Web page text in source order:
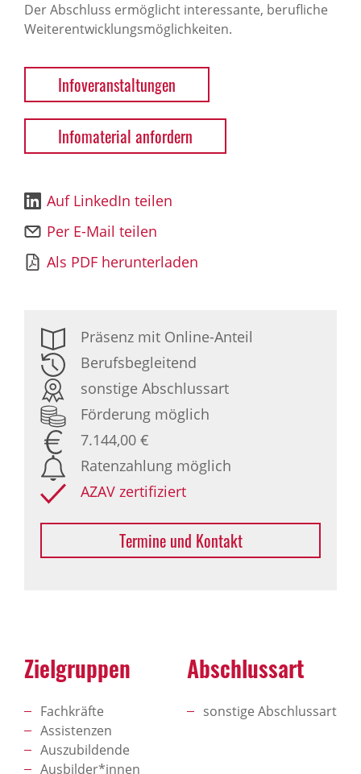
Der Abschluss ermöglicht interessante, berufliche
Weiterentwicklungsmöglichkeiten.
Infoveranstaltungen
Infomaterial anfordern
Auf LinkedIn teilen
Per E-Mail teilen
Als PDF herunterladen
Präsenz mit Online-Anteil
Berufsbegleitend
sonstige Abschlussart
Förderung möglich
7.144,00 €
Ratenzahlung möglich
AZAV zertifiziert
Termine und Kontakt
Zielgruppen
Fachkräfte
Assistenzen
Auszubildende
Ausbilder*innen
Abschlussart
sonstige Abschlussart